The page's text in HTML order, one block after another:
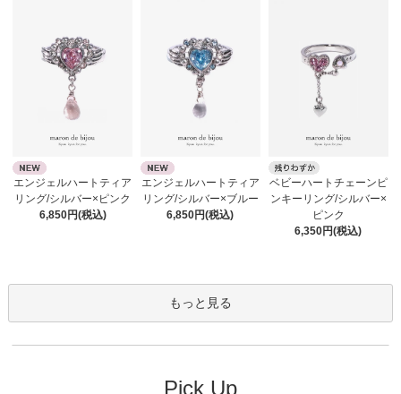
エンジェルハートティア
リング/シルバー×ピンク
6,850円(税込)
エンジェルハートティア
リング/シルバー×ブルー
6,850円(税込)
ベビーハートチェーンピ
ンキーリング/シルバー×
ピンク
6,350円(税込)
もっと見る
Pick Up